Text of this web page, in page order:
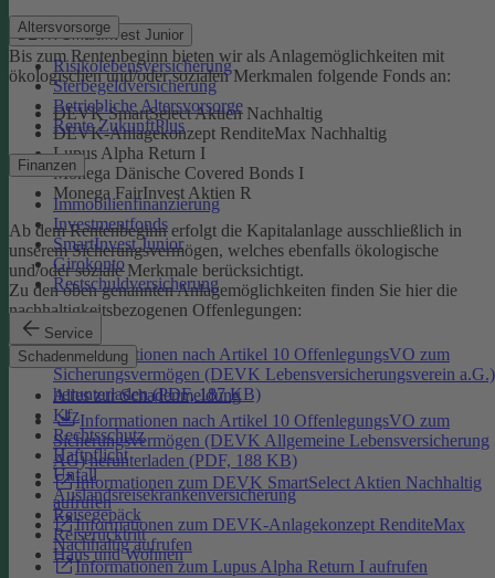
Altersvorsorge
Risikolebensversicherung
Sterbegeldversicherung
Betriebliche Altersvorsorge
Rente ZukunftPlus
Finanzen
Immobilienfinanzierung
Investmentfonds
SmartInvest Junior
Girokonto
Restschuldversicherung
Service
Schadenmeldung
Alles zur Schadenmeldung
Kfz
Rechtsschutz
Haftpflicht
Unfall
Auslandsreisekrankenversicherung
Reisegepäck
Reiserücktritt
Haus und Wohnen
DEVK-SmartInvest Junior
Bis zum Rentenbeginn bieten wir als Anlagemöglichkeiten mit
ökologischen und/oder sozialen Merkmalen folgende Fonds an:
DEVK SmartSelect Aktien Nachhaltig
DEVK-Anlagekonzept RenditeMax Nachhaltig
Lupus Alpha Return I
Monega Dänische Covered Bonds I
Monega FairInvest Aktien R
Ab dem Rentenbeginn erfolgt die Kapitalanlage ausschließlich in
unserem Sicherungsvermögen, welches ebenfalls ökologische
und/oder soziale Merkmale berücksichtigt.
Zu den oben genannten Anlagemöglichkeiten finden Sie hier die
nachhaltigkeitsbezogenen Offenlegungen:
Informationen nach Artikel 10 OffenlegungsVO zum
Sicherungsvermögen (DEVK Lebensversicherungsverein a.G.)
herunterladen (PDF, 187 KB)
Informationen nach Artikel 10 OffenlegungsVO zum
Sicherungsvermögen (DEVK Allgemeine Lebensversicherung
AG) herunterladen (PDF, 188 KB)
Informationen zum DEVK SmartSelect Aktien Nachhaltig
aufrufen
Informationen zum DEVK-Anlagekonzept RenditeMax
Nachhaltig aufrufen
Informationen zum Lupus Alpha Return I aufrufen